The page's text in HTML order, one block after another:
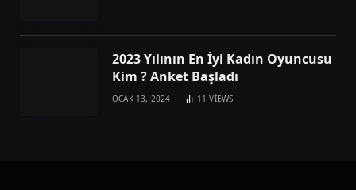
2023 Yılının En İyi Kadın Oyuncusu
Kim ? Anket Başladı
OCAK 13, 2024 11VIEWS